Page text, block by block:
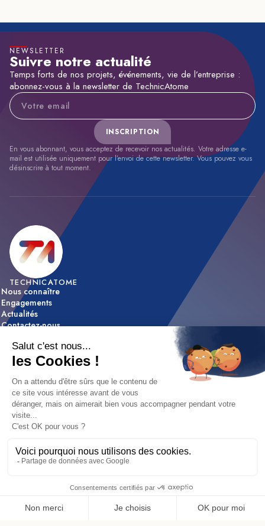
NEWSLETTER
Suivre notre actualité
Temps forts de nos projets, événements, vie de l’entreprise :
abonnez-vous à la newsletter de TechnicAtome
Adresse e-mail
INSCRIPTION
En vous abonnant, vous acceptez de recevoir nos actualités. Votre adresse e-
mail est utilisée uniquement pour l’envoi de cette newsletter. Vous pouvez vous
désinscrire à tout moment.
TECHNICATOME
Nous connaître
Engagements
Actualités
Contactez-nous
Expertise & innovation
Réalisations
NOUS REJOINDRE
Nos métiers
Etapes de recrutement / FAQ
Mentions légales|Déclaration d'accessibilité